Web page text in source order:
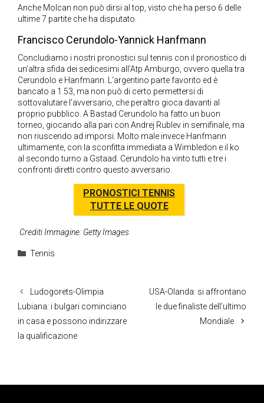
Anche Molcan non può dirsi al top, visto che ha perso 6 delle
ultime 7 partite che ha disputato.
Francisco Cerundolo-Yannick Hanfmann
Concludiamo i nostri pronostici sul tennis con il pronostico di
un’altra sfida dei sedicesimi all’Atp Amburgo, ovvero quella tra
Cerundolo e Hanfmann. L’argentino parte favorito ed è
bancato a 1.53, ma non può di certo permettersi di
sottovalutare l’avversario, che peraltro gioca davanti al
proprio pubblico. A Bastad Cerundolo ha fatto un buon
torneo, giocando alla pari con Andrej Rublev in semifinale, ma
non riuscendo ad imporsi. Molto male invece Hanfmann
ultimamente, con la sconfitta immediata a Wimbledon e il ko
al secondo turno a Gstaad. Cerundolo ha vinto tutti e tre i
confronti diretti contro questo avversario.
PRONOSTICI TENNIS
TUTTE LE QUOTE
Crediti Immagine: Getty Images
Categorie
Tennis
Ludogorets-Olimpia
Lubiana: i bulgari cominciano
in casa e possono indirizzare
la qualificazione
USA-Olanda: si affrontano
le due finaliste dell’ultimo
Mondiale